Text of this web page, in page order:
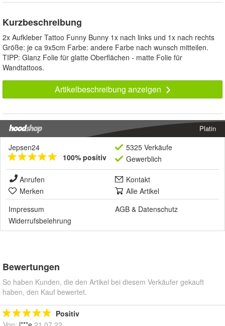
Kurzbeschreibung
2x Aufkleber Tattoo Funny Bunny 1x nach links und 1x nach rechts
Größe: je ca 9x5cm Farbe: andere Farbe nach wunsch mitteilen.
TIPP: Glanz Folie für glatte Oberflächen - matte Folie für
Wandtattoos.
Artikelbeschreibung anzeigen
Platin
Jepsen24
100% positiv
5325 Verkäufe
Gewerblich
Anrufen
Kontakt
Merken
Alle Artikel
Impressum
AGB & Datenschutz
Widerrufsbelehrung
Bewertungen
So haben Kunden, die den Artikel bei diesem Verkäufer gekauft
haben, den Kauf bewertet.
Positiv